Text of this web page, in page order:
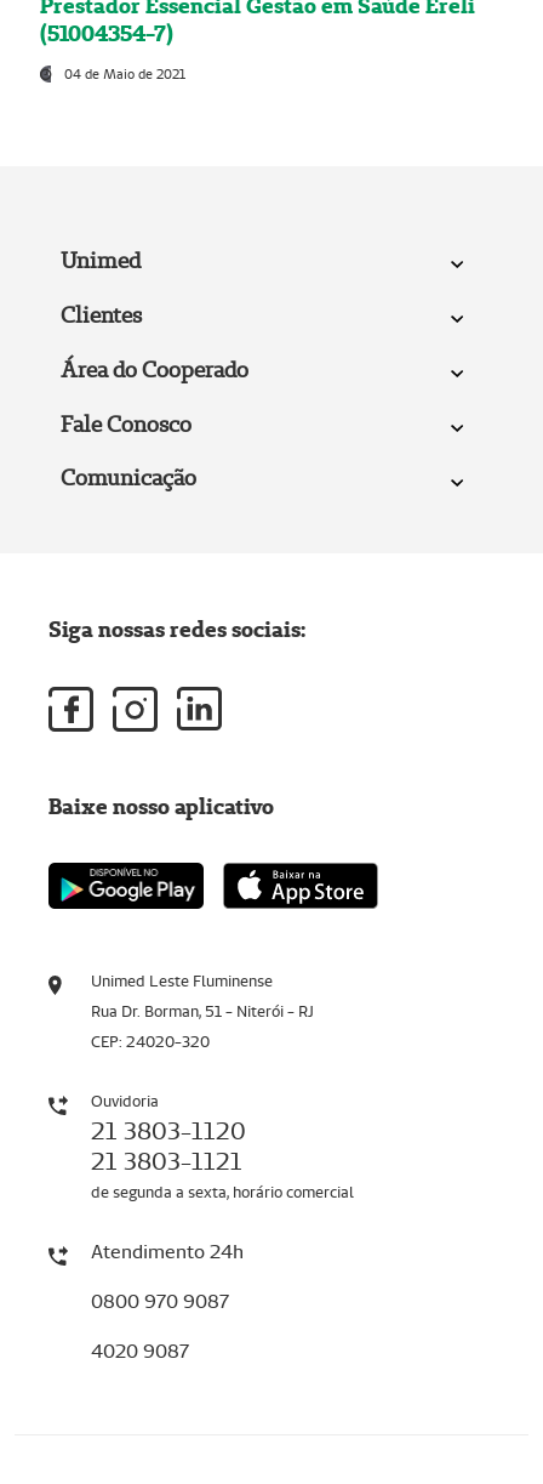
(51004354-7)
04 de Maio de 2021
Unimed
Clientes
Área do Cooperado
Fale Conosco
Comunicação
Unimed Leste Fluminense
Rua Dr. Borman, 51 - Niterói - RJ
CEP: 24020-320
Ouvidoria
21 3803-1120
21 3803-1121
de segunda a sexta, horário comercial
Atendimento 24h
0800 970 9087
4020 9087
Siga nossas redes sociais:
Baixe nosso aplicativo